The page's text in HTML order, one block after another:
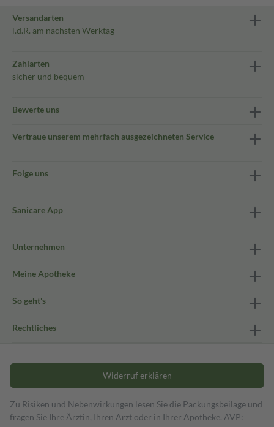
Versandarten
i.d.R. am nächsten Werktag
Zahlarten
sicher und bequem
Bewerte uns
Vertraue unserem mehrfach ausgezeichneten Service
Folge uns
Sanicare App
Unternehmen
Meine Apotheke
So geht's
Rechtliches
Widerruf erklären
Zu Risiken und Nebenwirkungen lesen Sie die Packungsbeilage und
fragen Sie Ihre Ärztin, Ihren Arzt oder in Ihrer Apotheke. AVP: